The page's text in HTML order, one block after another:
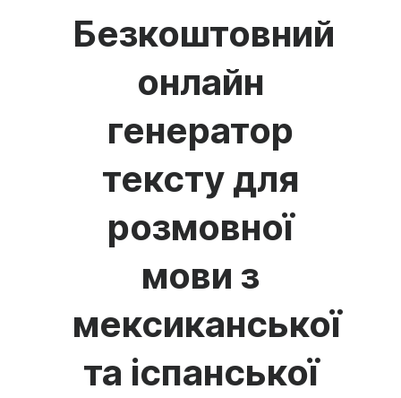
Безкоштовний
онлайн
генератор
тексту для
розмовної
мови з
мексиканської
та іспанської